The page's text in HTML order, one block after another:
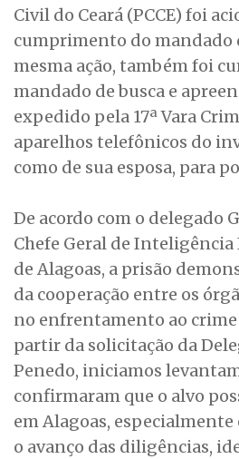
Civil do Ceará (PCCE) foi
cumprimento do mandado
mesma ação, também foi
mandado de busca e
expedido pela 17ª Vara
aparelhos telefônicos do
como de sua esposa, para
De acordo com o delegado
Chefe Geral de Inteligência
de Alagoas, a prisão
da cooperação entre os
no enfrentamento ao crime
partir da solicitação da
Penedo, iniciamos
confirmaram que o alvo
em Alagoas, especialmente
o avanço das diligências,